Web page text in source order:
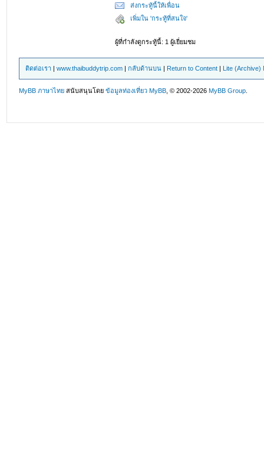
ส่งกระทู้นี้ให้เพื่อน
เพิ่มใน 'กระทู้ที่สนใจ'
ผู้ที่กำลังดูกระทู้นี้: 1 ผู้เยี่ยมชม
ติดต่อเรา |www.thaibuddytrip.com |กลับด้านบน | Return to Content | Lite (Archive)
MyBB ภาษาไทย สนับสนุนโดยข้อมูลท่องเที่ยว MyBB , © 2002-2026MyBB Group